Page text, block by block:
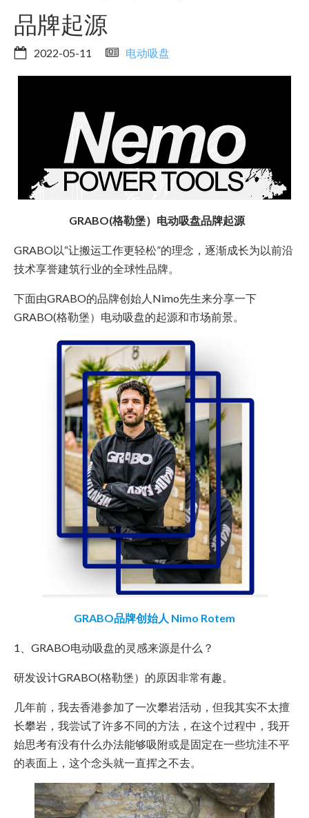
品牌起源
2022-05-11 电动吸盘
GRABO(格勒堡）电动吸盘品牌起源
GRABO以“让搬运工作更轻松”的理念，逐渐成长为以前沿
技术享誉建筑行业的全球性品牌。
下面由GRABO的品牌创始人Nimo先生来分享一下
GRABO(格勒堡）电动吸盘的起源和市场前景。
GRABO品牌创始人 Nimo Rotem
1、GRABO电动吸盘的灵感来源是什么？
研发设计GRABO(格勒堡）的原因非常有趣。
几年前，我去香港参加了一次攀岩活动，但我其实不太擅
长攀岩，我尝试了许多不同的方法，在这个过程中，我开
始思考有没有什么办法能够吸附或是固定在一些坑洼不平
的表面上，这个念头就一直挥之不去。